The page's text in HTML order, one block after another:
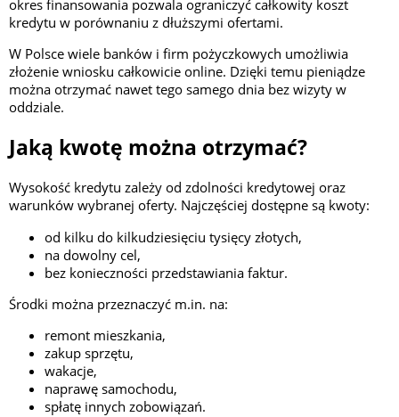
okres finansowania pozwala ograniczyć całkowity koszt
kredytu w porównaniu z dłuższymi ofertami.
W Polsce wiele banków i firm pożyczkowych umożliwia
złożenie wniosku całkowicie online. Dzięki temu pieniądze
można otrzymać nawet tego samego dnia bez wizyty w
oddziale.
Jaką kwotę można otrzymać?
Wysokość kredytu zależy od zdolności kredytowej oraz
warunków wybranej oferty. Najczęściej dostępne są kwoty:
od kilku do kilkudziesięciu tysięcy złotych,
na dowolny cel,
bez konieczności przedstawiania faktur.
Środki można przeznaczyć m.in. na:
remont mieszkania,
zakup sprzętu,
wakacje,
naprawę samochodu,
spłatę innych zobowiązań.